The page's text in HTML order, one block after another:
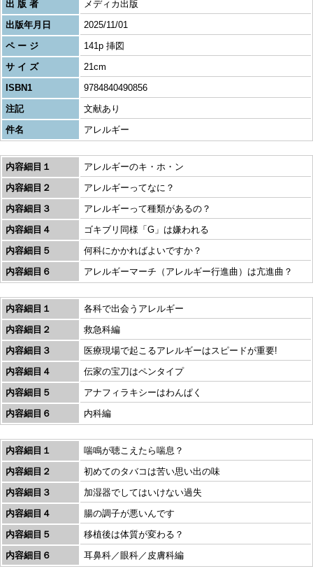
出 版 者
メディカ出版
出版年月日
2025/11/01
ペ ー ジ
141p 挿図
サ イ ズ
21cm
ISBN1
9784840490856
注記
文献あり
件名
アレルギー
内容細目１
アレルギーのキ・ホ・ン
内容細目２
アレルギーってなに？
内容細目３
アレルギーって種類があるの？
内容細目４
ゴキブリ同様「G」は嫌われる
内容細目５
何科にかかればよいですか？
内容細目６
アレルギーマーチ（アレルギー行進曲）は亢進曲？
内容細目１
各科で出会うアレルギー
内容細目２
救急科編
内容細目３
医療現場で起こるアレルギーはスピードが重要!
内容細目４
伝家の宝刀はペンタイプ
内容細目５
アナフィラキシーはわんぱく
内容細目６
内科編
内容細目１
喘鳴が聴こえたら喘息？
内容細目２
初めてのタバコは苦い思い出の味
内容細目３
加湿器でしてはいけない過失
内容細目４
腸の調子が悪いんです
内容細目５
移植後は体質が変わる？
内容細目６
耳鼻科／眼科／皮膚科編